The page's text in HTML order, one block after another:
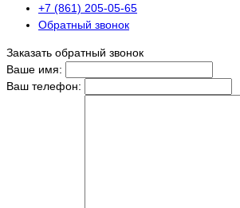
+7 (861) 205-05-65
Обратный звонок
Заказать обратный звонок
Ваше имя:
Ваш телефон: